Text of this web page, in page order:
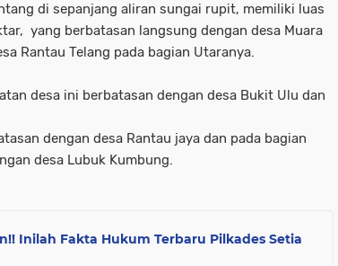
di sepanjang aliran sungai rupit, memiliki luas
yang berbatasan langsung dengan desa Muara
Rantau Telang pada bagian Utaranya.
desa ini berbatasan dengan desa Bukit Ulu dan
dengan desa Rantau jaya dan pada bagian
desa Lubuk Kumbung.
Inilah Fakta Hukum Terbaru Pilkades Setia